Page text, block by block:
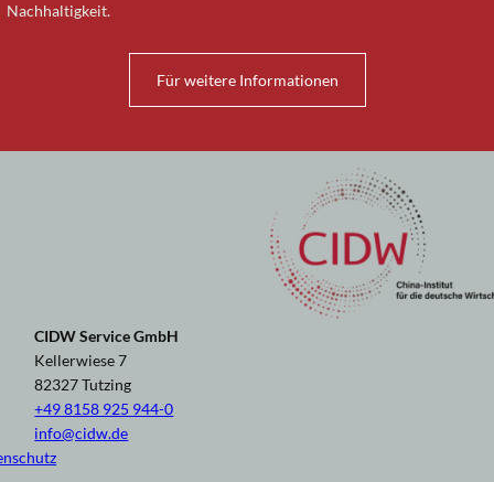
Nachhaltigkeit.
Für weitere Informationen
CIDW Service GmbH
Kellerwiese 7
82327 Tutzing
+49 8158 925 944-0
info@cidw.de